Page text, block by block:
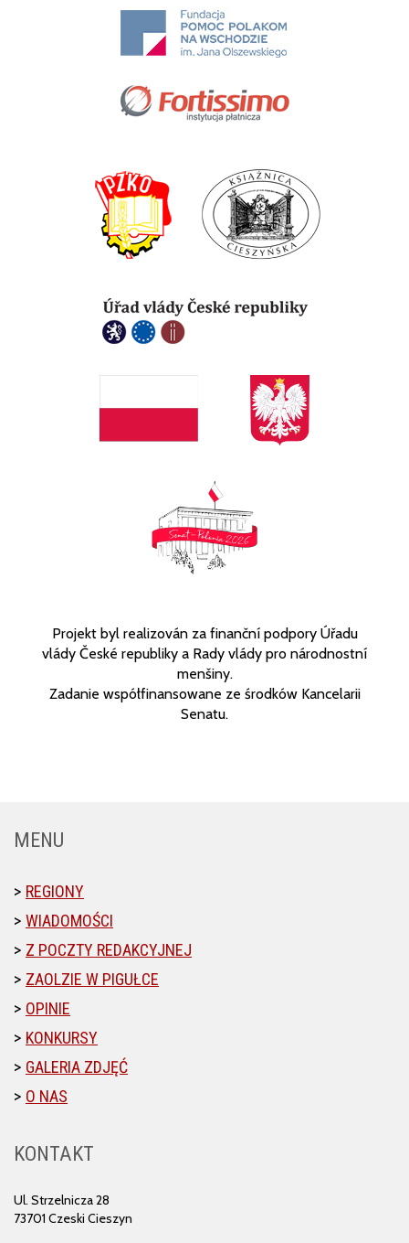
Projekt byl realizován za finanční podpory Úřadu
vlády České republiky a Rady vlády pro národnostní
menšiny.
Zadanie współfinansowane ze środków Kancelarii
Senatu.
MENU
REGIONY
WIADOMOŚCI
Z POCZTY REDAKCYJNEJ
ZAOLZIE W PIGUŁCE
OPINIE
KONKURSY
GALERIA ZDJĘĆ
O NAS
KONTAKT
Ul. Strzelnicza 28
73701 Czeski Cieszyn